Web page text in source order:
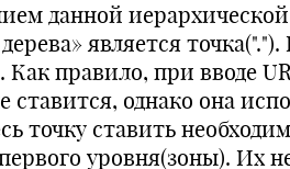
данной
является
Как правило, при вводе
ставится, однако она
точку ставить
уровня(зоны). Их